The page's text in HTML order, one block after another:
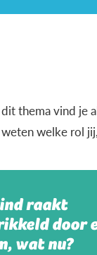
thema vind je
welke rol
raakt
door
wat nu?